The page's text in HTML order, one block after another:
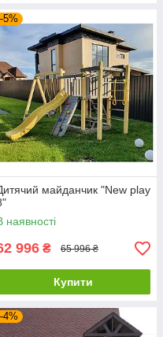
майданчик "New play
наявності
996 ₴ 65 996 ₴
Купити